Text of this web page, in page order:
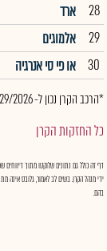
28
ארד
29
אלמוגים
30
או פי סי אנרגיה
*הרכב הקרן נכון ל- 5/29/2026
כל החזקות הקרן
דף זה כולל גם נתונים שלוקטו מתוך דיווחים
ידי מנהל הקרן. בשים לב לאמור, גלובס אינה
בהם.